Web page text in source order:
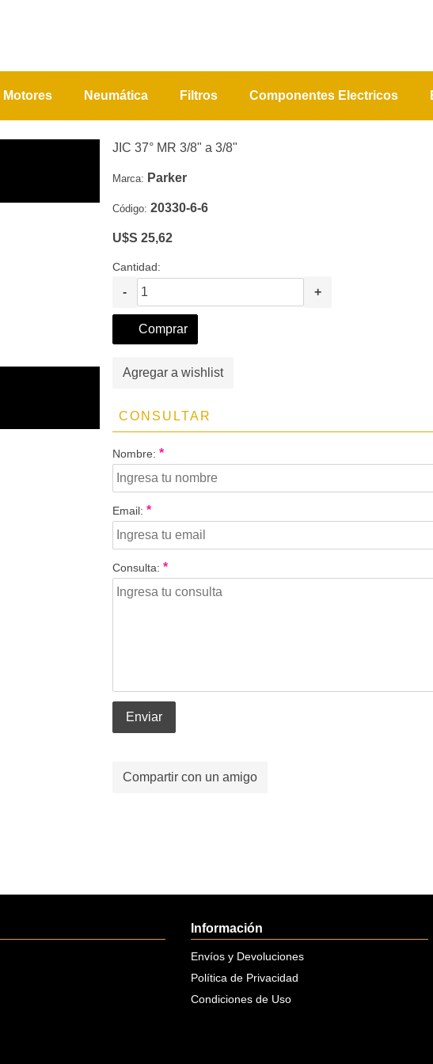
Motores Neumática Filtros Componentes Electricos
JIC 37° MR 3/8" a 3/8"
Marca: Parker
Código: 20330-6-6
U$S 25,62
Cantidad:
- +
Comprar
Agregar a wishlist
CONSULTAR
Nombre: *
Email: *
Consulta: *
Enviar
Compartir con un amigo
Información
Envíos y Devoluciones
Política de Privacidad
Condiciones de Uso